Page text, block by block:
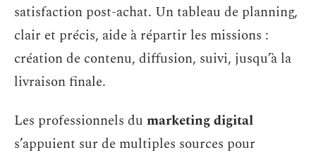
satisfaction post-achat. Un tableau de planning,
clair et précis, aide à répartir les missions :
création de contenu, diffusion, suivi, jusqu’à la
livraison finale.
Les professionnels du marketing digital
s’appuient sur de multiples sources pour